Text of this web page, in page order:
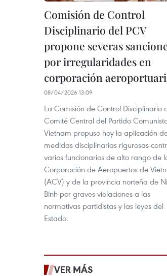
Comisión de Control
Disciplinario del PCV
propone severas
por irregularidades en
corporación
08/04/2026 13:09
La Comisión de Control Disciplinario
Comité Central del Partido
Vietnam propuso hoy la aplicación
medidas disciplinarias rigurosas
varios funcionarios de alto rango de
Corporación de Aeropuertos de
(ACV) y de la provincia norteña de
Binh por graves violaciones a las
normativas partidistas y las leyes del
Estado.
VER MÁS